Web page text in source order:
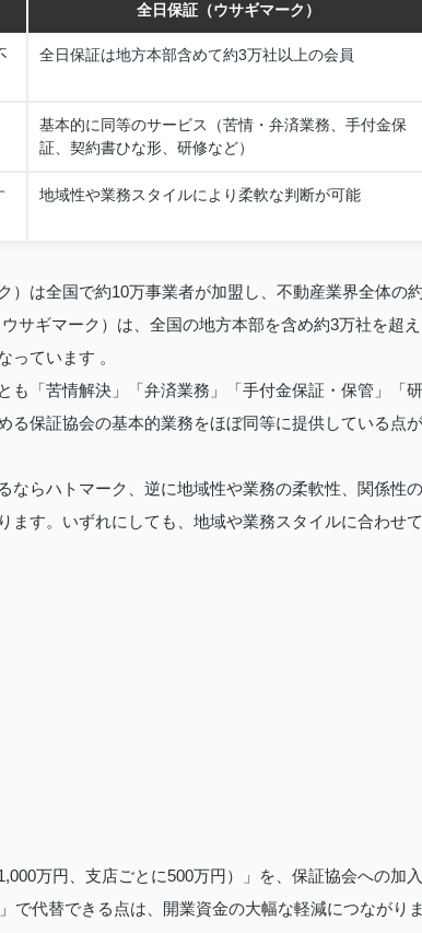
全日保証（ウサギマーク）
全日保証は地方本部含めて約3万社以上の会員
基本的に同等のサービス（苦情・弁済業務、手付金保
証、契約書ひな形、研修など）
地域性や業務スタイルにより柔軟な判断が可能
）は全国で約10万事業者が加盟し、不動産業界全体の
サギマーク）は、全国の地方本部を含め約3万社を超え
っています 。
も「苦情解決」「弁済業務」「手付金保証・保管」「研
る保証協会の基本的業務をほぼ同等に提供している点が
ならハトマーク、逆に地域性や業務の柔軟性、関係性の
ます。いずれにしても、地域や業務スタイルに合わせて
万円、支店ごとに500万円）」を、保証協会への加入
で代替できる点は、開業資金の大幅な軽減につながり